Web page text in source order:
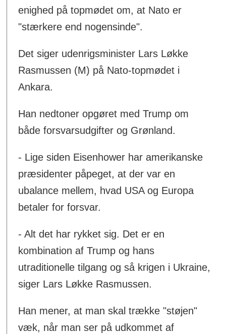
enighed på topmødet om, at Nato er
"stærkere end nogensinde".
Det siger udenrigsminister Lars Løkke
Rasmussen (M) på Nato-topmødet i
Ankara.
Han nedtoner opgøret med Trump om
både forsvarsudgifter og Grønland.
- Lige siden Eisenhower har amerikanske
præsidenter påpeget, at der var en
ubalance mellem, hvad USA og Europa
betaler for forsvar.
- Alt det har rykket sig. Det er en
kombination af Trump og hans
utraditionelle tilgang og så krigen i Ukraine,
siger Lars Løkke Rasmussen.
Han mener, at man skal trække "støjen"
væk, når man ser på udkommet af